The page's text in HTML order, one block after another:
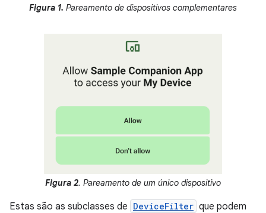
Figura 1. Pareamento de dispositivos complementares
Figura 2. Pareamento de um único dispositivo
Estas são as subclasses de DeviceFilter que podem